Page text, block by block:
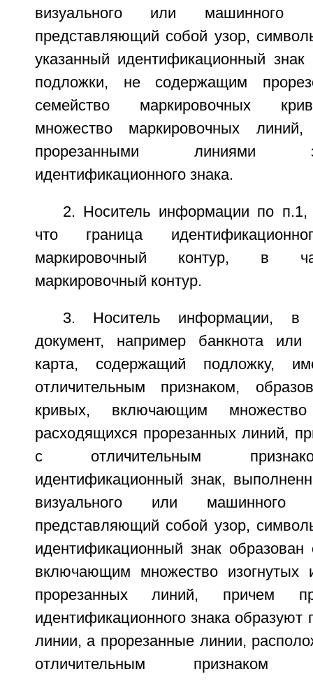
визуального или машинного
представляющий собой узор,
указанный идентификационный знак
подложки, не содержащим
семейство маркировочных
множество маркировочных
прорезанными линиями
идентификационного знака.
2. Носитель информации по
что граница
маркировочный контур, в
маркировочный контур.
3. Носитель информации, в
документ, например банкнота или
карта, содержащий подложку,
отличительным признаком,
кривых, включающим
расходящихся прорезанных линий,
с отличительным
идентификационный знак,
визуального или машинного
представляющий собой узор,
идентификационный знак
включающим множество изогнутых
прорезанных линий, причем
идентификационного знака
линии, а прорезанные линии,
отличительным